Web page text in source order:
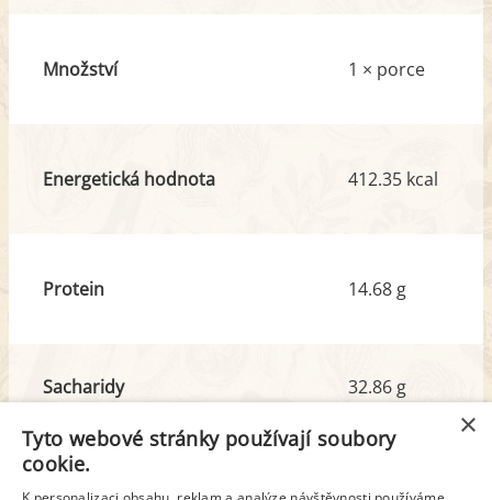
Množství 1 × porce
Energetická hodnota 412.35 kcal
Protein 14.68 g
Sacharidy
32.86 g
×
Tyto webové stránky používají soubory
cookie.